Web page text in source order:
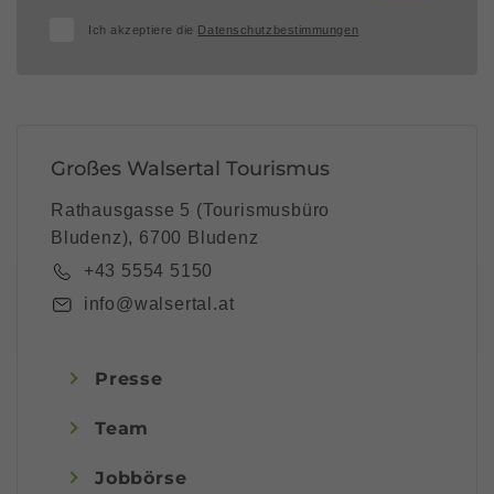
Ich akzeptiere die Datenschutzbestimmungen
Großes Walsertal Tourismus
Rathausgasse 5 (Tourismusbüro
Bludenz), 6700 Bludenz
+43 5554 5150
info@walsertal.at
Presse
Team
Jobbörse